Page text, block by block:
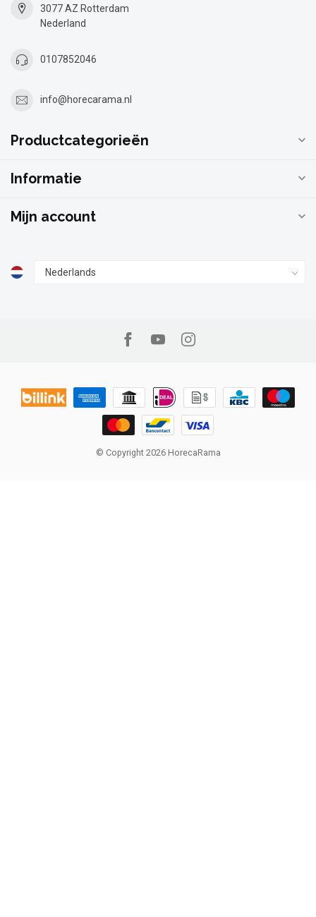
3077 AZ Rotterdam
Nederland
0107852046
info@horecarama.nl
Productcategorieën
Informatie
Mijn account
© Copyright 2026 HorecaRama